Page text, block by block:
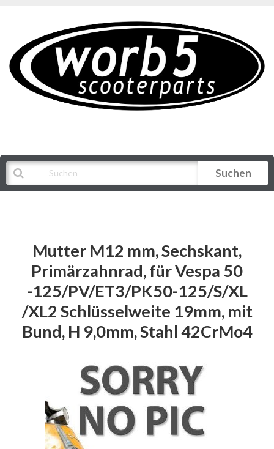
Suchen
Mutter M12 mm, Sechskant,
Primärzahnrad, für Vespa 50
-125/PV/ET3/PK50-125/S/XL
/XL2 Schlüsselweite 19mm, mit
Bund, H 9,0mm, Stahl 42CrMo4